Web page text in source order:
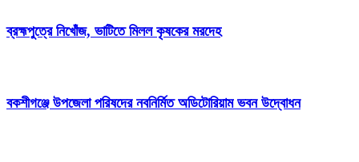
ব্রহ্মপুত্রে নিখোঁজ, ভাটিতে মিলল কৃষকের মরদেহ
বকশীগঞ্জে উপজেলা পরিষদের নবনির্মিত অডিটোরিয়াম ভবন উদ্বোধন